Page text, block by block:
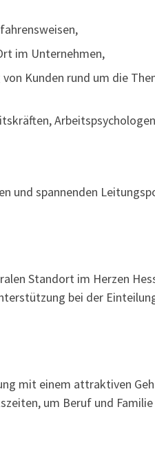
im Unternehmen,
Kunden rund um die
und spannenden
Standort im Herzen
bei der
mit einem attraktiven
um Beruf und